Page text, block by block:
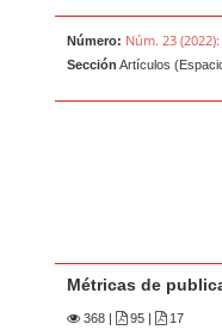
Número: Núm. 23
Sección Artículos
Métricas de
368 | 95 | 17